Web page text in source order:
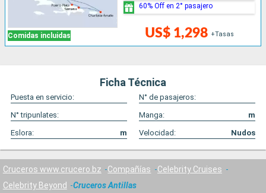
Comidas incluidas US$ 1,298 +Tasas
60% Off en 2° pasajero
Ficha Técnica
Puesta en servicio:
N° de pasajeros:
N° tripunlates:
Manga:
m
Eslora:
m Velocidad: Nudos
Cruceros www.crucero.bz Compañías
Celebrity Cruises
Celebrity Beyond
Cruceros Antillas